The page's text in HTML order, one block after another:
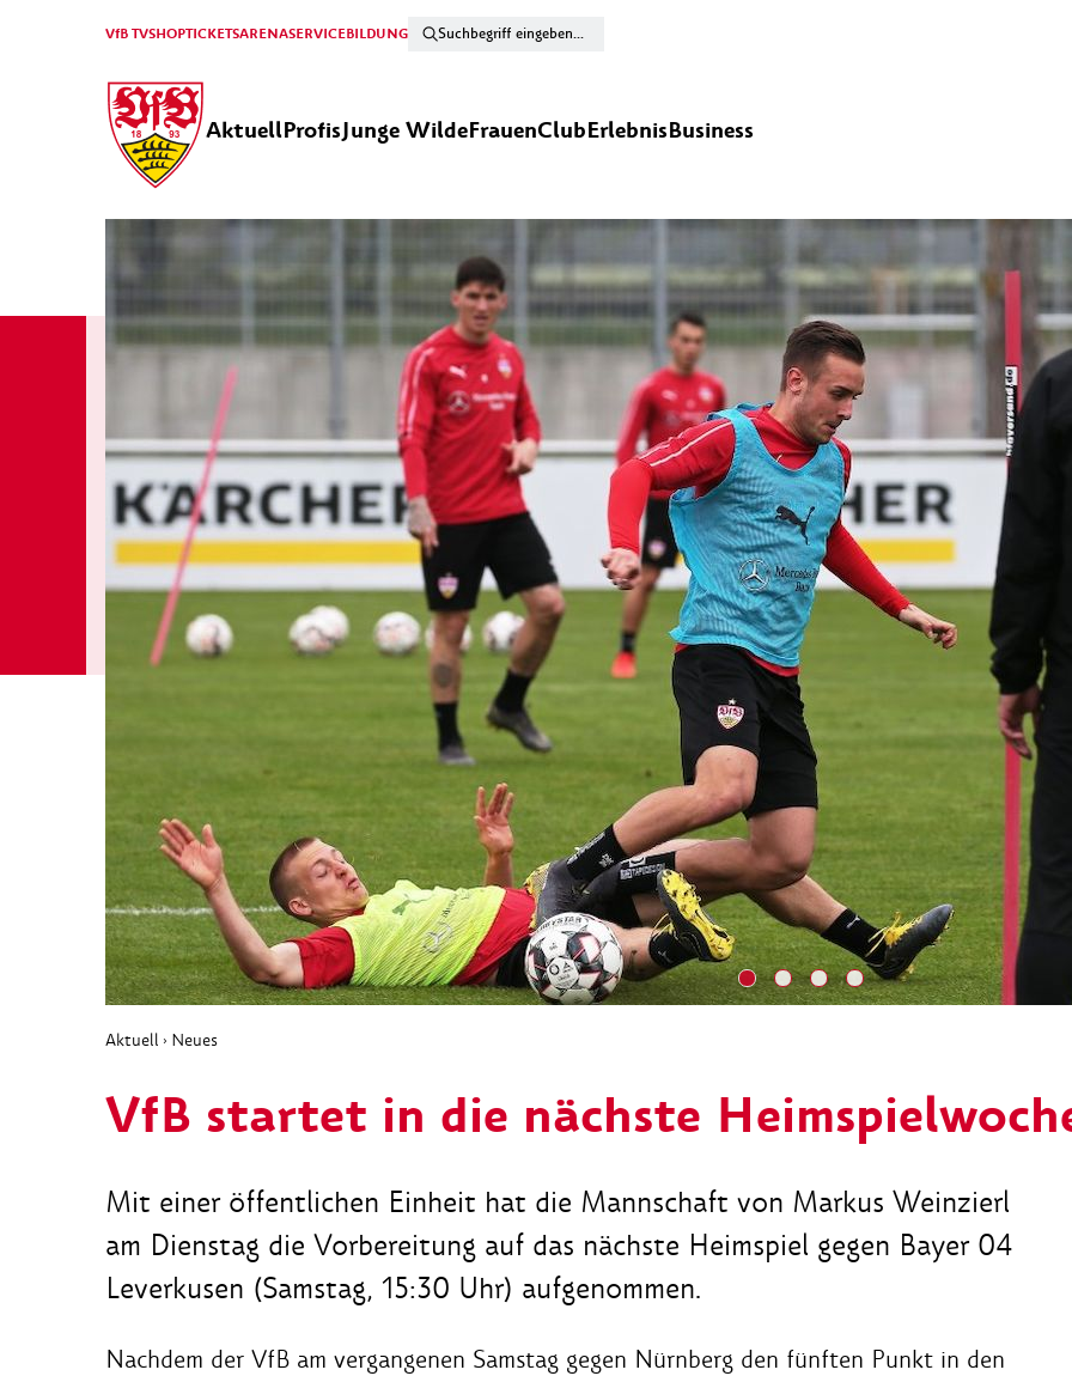
VfB TVSHOPTICKETSARENASERVICEBILDUNG
AktuellProfisJunge WildeFrauenClubErlebnisBusiness
Aktuell › Neues
VfB startet in die nächste
Mit einer öffentlichen Einheit hat die Mannschaft von Markus Weinzierl
am Dienstag die Vorbereitung auf das nächste Heimspiel gegen Bayer 04
Leverkusen (Samstag, 15:30 Uhr) aufgenommen.
Nachdem der VfB am vergangenen Samstag gegen Nürnberg den fünften Punkt in den